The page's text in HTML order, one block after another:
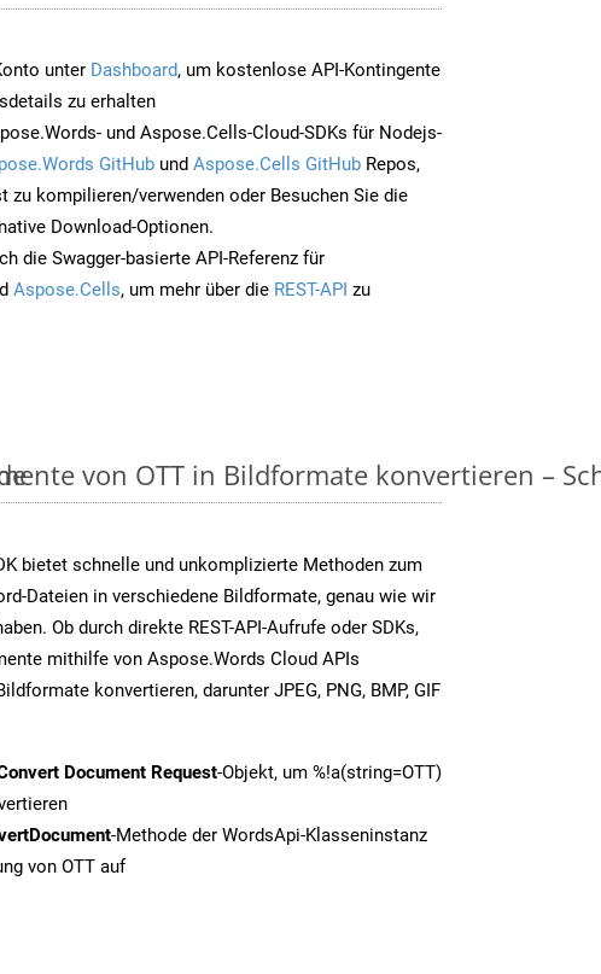
unter Dashboard, um kostenlose API-Kontingente
zu erhalten
und Aspose.Cells-Cloud-SDKs für Nodejs-
GitHub und Aspose.Cells GitHub Repos,
zu kompilieren/verwenden oder Besuchen Sie die
Download-Optionen.
die Swagger-basierte API-Referenz für
Aspose.Cells, um mehr über die REST-API zu
von OTT in Bildformate konvertieren –
bietet schnelle und unkomplizierte Methoden zum
Dateien in verschiedene Bildformate, genau wie wir
Ob durch direkte REST-API-Aufrufe oder SDKs,
mithilfe von Aspose.Words Cloud APIs
konvertieren, darunter JPEG, PNG, BMP, GIF
Document Request-Objekt, um %!a(string=OTT)
-Methode der WordsApi-Klasseninstanz
von OTT auf